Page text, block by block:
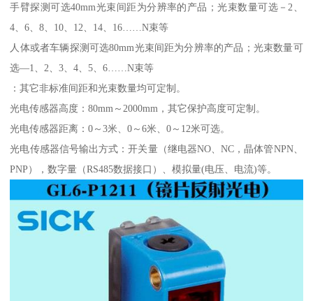
手臂探测可选40mm光束间距为分辨率的产品；光束数量可选－2、
4、6、8、10、12、14、16……N束等
人体或者车辆探测可选80mm光束间距为分辨率的产品；光束数量可
选—1、2、3、4、5、6……N束等
：其它非标准间距和光束数量均可定制。
光电传感器高度：80mm～2000mm，其它保护高度可定制。
光电传感器距离：0～3米、0～6米、0～12米可选。
光电传感器信号输出方式：开关量（继电器NO、NC，晶体管NPN、
PNP），数字量（RS485数据接口）、模拟量(电压、电流)等。